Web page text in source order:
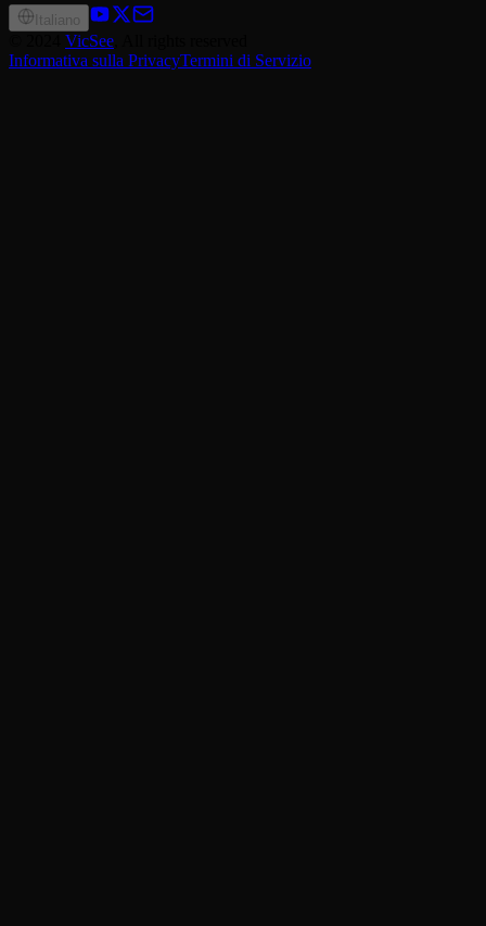
Italiano
VicSee
Informativa sulla PrivacyTermini di Servizio